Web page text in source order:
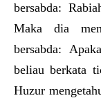
bersabda:
Maka dia
bersabda:
beliau berkata
Huzur